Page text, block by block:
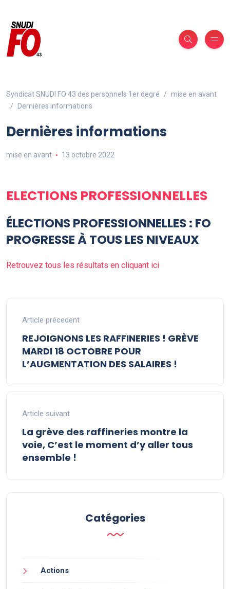
Syndicat SNUDI FO 43 des personnels 1er degré
mise en avant
Dernières informations
Dernières informations
mise en avant 13 octobre 2022
ELECTIONS PROFESSIONNELLES
ÉLECTIONS PROFESSIONNELLES : FO
PROGRESSE À TOUS LES NIVEAUX
Retrouvez tous les résultats en cliquant ici
Article précedent
REJOIGNONS LES RAFFINERIES ! GRÈVE
MARDI 18 OCTOBRE POUR
L’AUGMENTATION DES SALAIRES !
Article suivant
La grève des raffineries montre la
voie, C’est le moment d’y aller tous
ensemble !
Catégories
Actions